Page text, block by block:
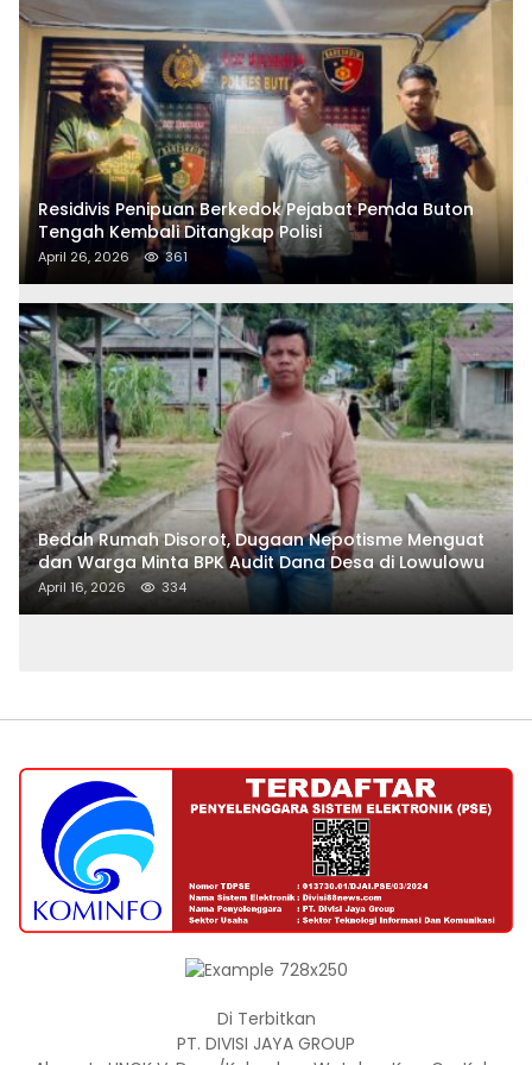
Residivis Penipuan Berkedok Pejabat Pemda Buton
Tengah Kembali Ditangkap Polisi
April 26, 2026 361
Bedah Rumah Disorot, Dugaan Nepotisme Menguat
dan Warga Minta BPK Audit Dana Desa di Lowulowu
April 16, 2026 334
Di Terbitkan
PT. DIVISI JAYA GROUP